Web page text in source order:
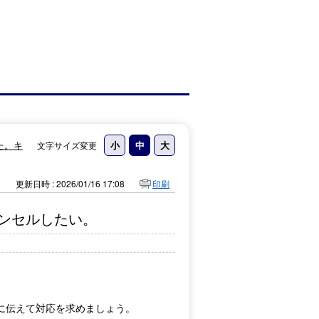
文字サイズ変更
。キ
更新日時 : 2026/01/16 17:08 印刷
ルしたい。
えて対応を求めましょう。